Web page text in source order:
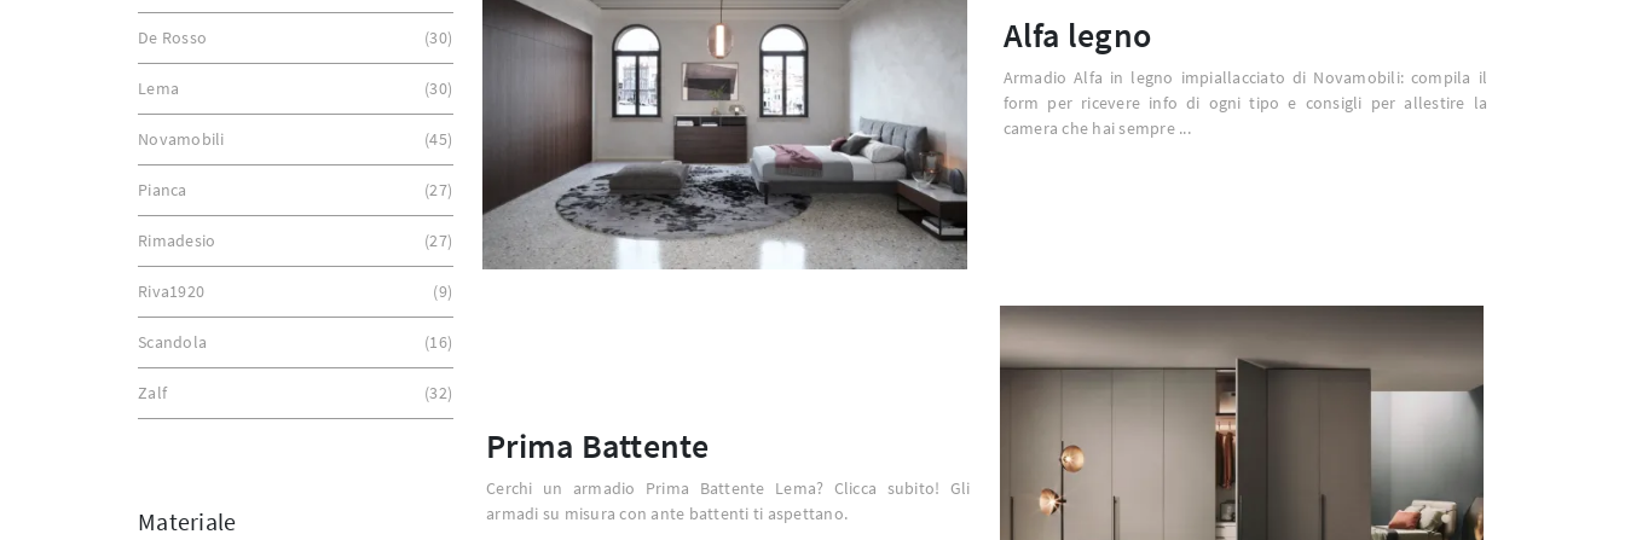
Alfa legno
Armadio Alfa in legno impiallacciato di Novamobili: compila il
form per ricevere info di ogni tipo e consigli per allestire la
camera che hai sempre ...
Prima Battente
Cerchi un armadio Prima Battente Lema? Clicca subito! Gli
armadi su misura con ante battenti ti aspettano.
De Rosso 30
Lema 30
Novamobili 45
Pianca 27
Rimadesio 27
Riva1920 9
Scandola 16
Zalf 32
Materiale